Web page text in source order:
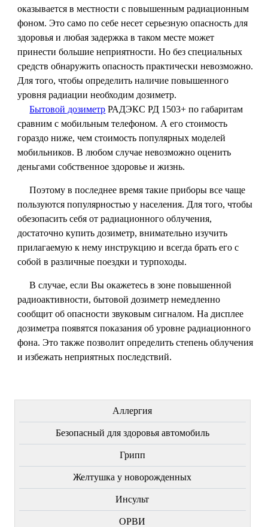
оказывается в местности с повышенным радиационным
фоном. Это само по себе несет серьезную опасность для
здоровья и любая задержка в таком месте может
принести большие неприятности. Но без специальных
средств обнаружить опасность практически невозможно.
Для того, чтобы определить наличие повышенного
уровня радиации необходим дозиметр.
Бытовой дозиметр РАДЭКС РД 1503+ по габаритам
сравним с мобильным телефоном. А его стоимость
гораздо ниже, чем стоимость популярных моделей
мобильников. В любом случае невозможно оценить
деньгами собственное здоровье и жизнь.
Поэтому в последнее время такие приборы все чаще
пользуются популярностью у населения. Для того, чтобы
обезопасить себя от радиационного облучения,
достаточнокупить дозиметр, внимательно изучить
прилагаемую к нему инструкцию и всегда брать его с
собой в различные поездки и турпоходы.
В случае, если Вы окажетесь в зоне повышенной
радиоактивности,бытовой дозиметр немедленно
сообщит об опасности звуковым сигналом. На дисплее
дозиметра появятся показания об уровне радиационного
фона. Это также позволит определить степень облучения
и избежать неприятных последствий.
Аллергия
Безопасный для здоровья автомобиль
Грипп
Желтушка у новорожденных
Инсульт
ОРВИ